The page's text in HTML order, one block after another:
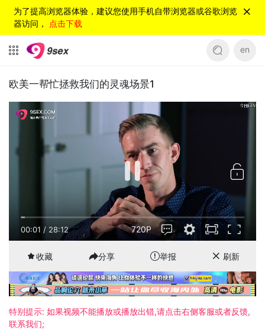
为了提高浏览器体验，建议您使用手机自带浏览器或谷歌浏览
器访问， 点击下载
en
欧美一帮忙拯救我们的灵魂场景1
00:01 / 28:12 720P
收藏 分享 举报 刷新
特别提示: 如果视频不能播放或播放出错,请点击右侧客服或者反馈,
联系我们;